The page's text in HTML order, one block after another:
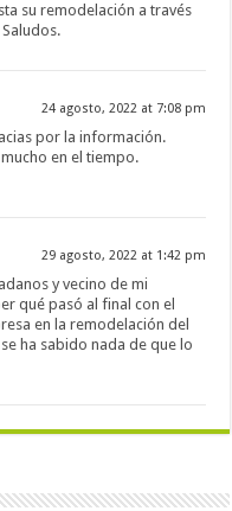
su remodelación a través
24 agosto, 2022 at 7:08 pm
por la información.
en el tiempo.
29 agosto, 2022 at 1:42 pm
y vecino de mi
qué pasó al final con el
en la remodelación del
ha sabido nada de que lo